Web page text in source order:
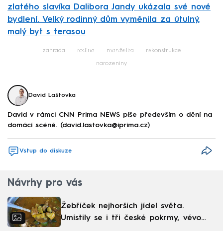
zlatého slavíka Dalibora Jandy ukázala své nové
bydlení. Velký rodinný dům vyměnila za útulný,
malý byt s terasou
Failed to fetch
zahrada rodina manželka rekonstrukce
narozeniny
David Laštovka
David v rámci CNN Prima NEWS píše především o dění na
domácí scéně. (david.lastovka@iprima.cz)
Vstup do diskuze
Návrhy pro vás
Žebříček nejhorších jídel světa.
Umístily se i tři české pokrmy, vévodí